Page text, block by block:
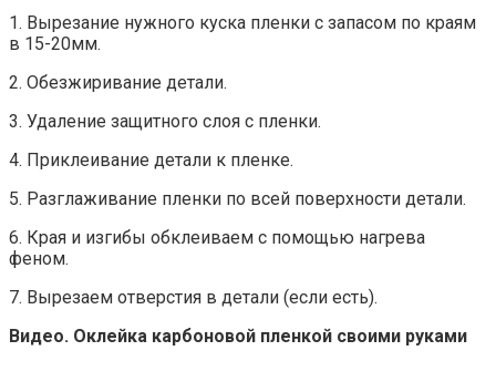
1. Вырезание нужного куска пленки с запасом по краям
в 15-20мм.
2. Обезжиривание детали.
3. Удаление защитного слоя с пленки.
4. Приклеивание детали к пленке.
5. Разглаживание пленки по всей поверхности детали.
6. Края и изгибы обклеиваем с помощью нагрева
феном.
7. Вырезаем отверстия в детали (если есть).
Видео. Оклейка карбоновой пленкой своими руками